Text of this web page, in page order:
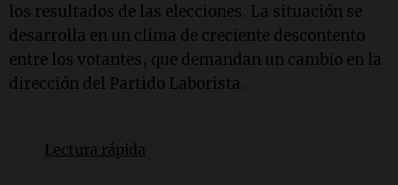
los resultados de las elecciones. La situación se
desarrolla en un clima de creciente descontento
entre los votantes, que demandan un cambio en la
dirección del Partido Laborista.
Lectura rápida